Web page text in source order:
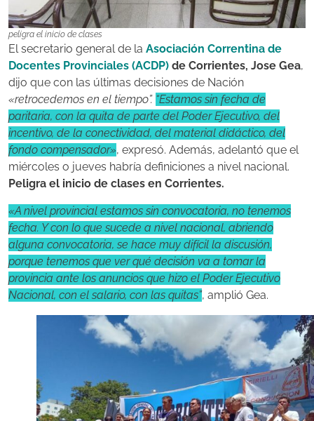
peligra el inicio de clases
El secretario general de la Asociación Correntina de
Docentes Provinciales (ACDP) de Corrientes, Jose Gea,
dijo que con las últimas decisiones de Nación
«retrocedemos en el tiempo”. “Estamos sin fecha de
paritaria, con la quita de parte del Poder Ejecutivo, del
incentivo, de la conectividad, del material didáctico, del
fondo compensador», expresó. Además, adelantó que el
miércoles o jueves habría definiciones a nivel nacional.
Peligra el inicio de clases en Corrientes.
«A nivel provincial estamos sin convocatoria, no tenemos
fecha. Y con lo que sucede a nivel nacional, abriendo
alguna convocatoria, se hace muy difícil la discusión,
porque tenemos que ver qué decisión va a tomar la
provincia ante los anuncios que hizo el Poder Ejecutivo
Nacional, con el salario, con las quitas”, amplió Gea.